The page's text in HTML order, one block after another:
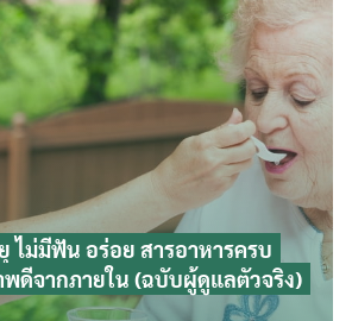
ไม่มีฟัน อร่อย สารอาหารครบ
ดีจากภายใน (ฉบับผู้ดูแลตัวจริง)